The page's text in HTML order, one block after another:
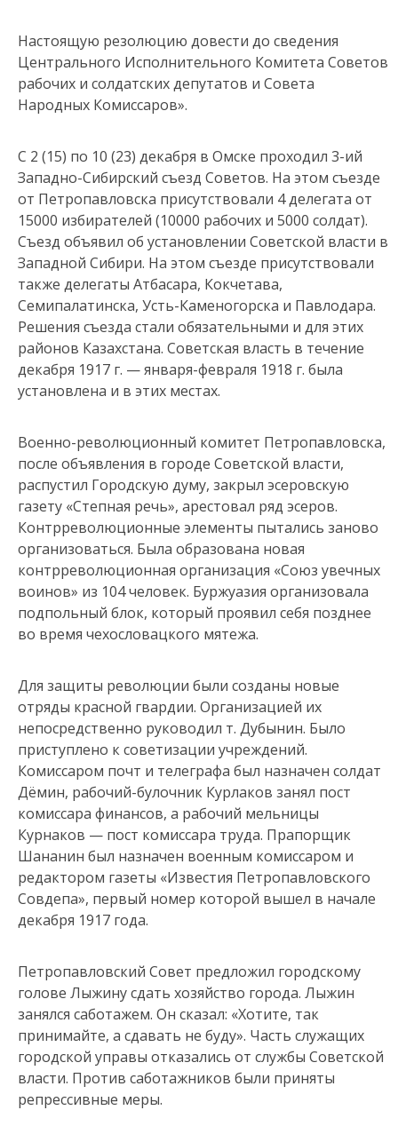
Настоящую резолюцию довести до сведения
Центрального Исполнительного Комитета Советов
рабочих и солдатских депутатов и Совета
Народных Комиссаров».
С 2 (15) по 10 (23) декабря в Омске проходил 3-ий
Западно-Сибирский съезд Советов. На этом съезде
от Петропавловска при­сутствовали 4 делегата от
15000 избирателей (10000 рабочих и 5000 солдат).
Съезд объявил об установлении Советской власти в
Западной Сибири. На этом съезде присутствовали
также делегаты Атбасара, Кокчетава,
Семипалатинска, Усть-Каменогорска и Павлодара.
Решения съезда стали обязательными и для этих
районов Казахстана. Советская власть в течение
декабря 1917 г. — января-февраля 1918 г. была
установлена и в этих местах.
Военно-революционный комитет Петропавловска,
после объяв­ления в городе Советской власти,
распустил Городскую думу, закрыл эсеровскую
газету «Степная речь», арестовал ряд эсеров.
Контрреволюционные элементы пытались заново
организоваться. Была образована новая
контрреволюционная организация «Союз увечных
воинов» из 104 человек. Буржуазия организовала
под­польный блок, который проявил себя позднее
во время чехословац­кого мятежа.
Для защиты революции были созданы новые
отряды красной гвардии. Организацией их
непосредственно руководил т. Дубынин. Было
приступлено к советизации учреждений.
Комиссаром почт и телеграфа был назначен солдат
Дёмин, рабочий-булочник Курлаков занял пост
комиссара финансов, а рабочий мельницы
Курнаков — пост комиссара труда. Прапорщик
Шананин был назначен военным комиссаром и
редактором газеты «Известия Петропавловского
Совдепа», первый номер которой вышел в начале
декабря 1917 года.
Петропавловский Совет предложил городскому
голове Лыжину сдать хозяйство города. Лыжин
занялся саботажем. Он сказал: «Хотите, так
принимайте, а сдавать не буду». Часть служащих
городской управы отказались от службы Советской
власти. Против саботажников были приняты
репрессивные меры.